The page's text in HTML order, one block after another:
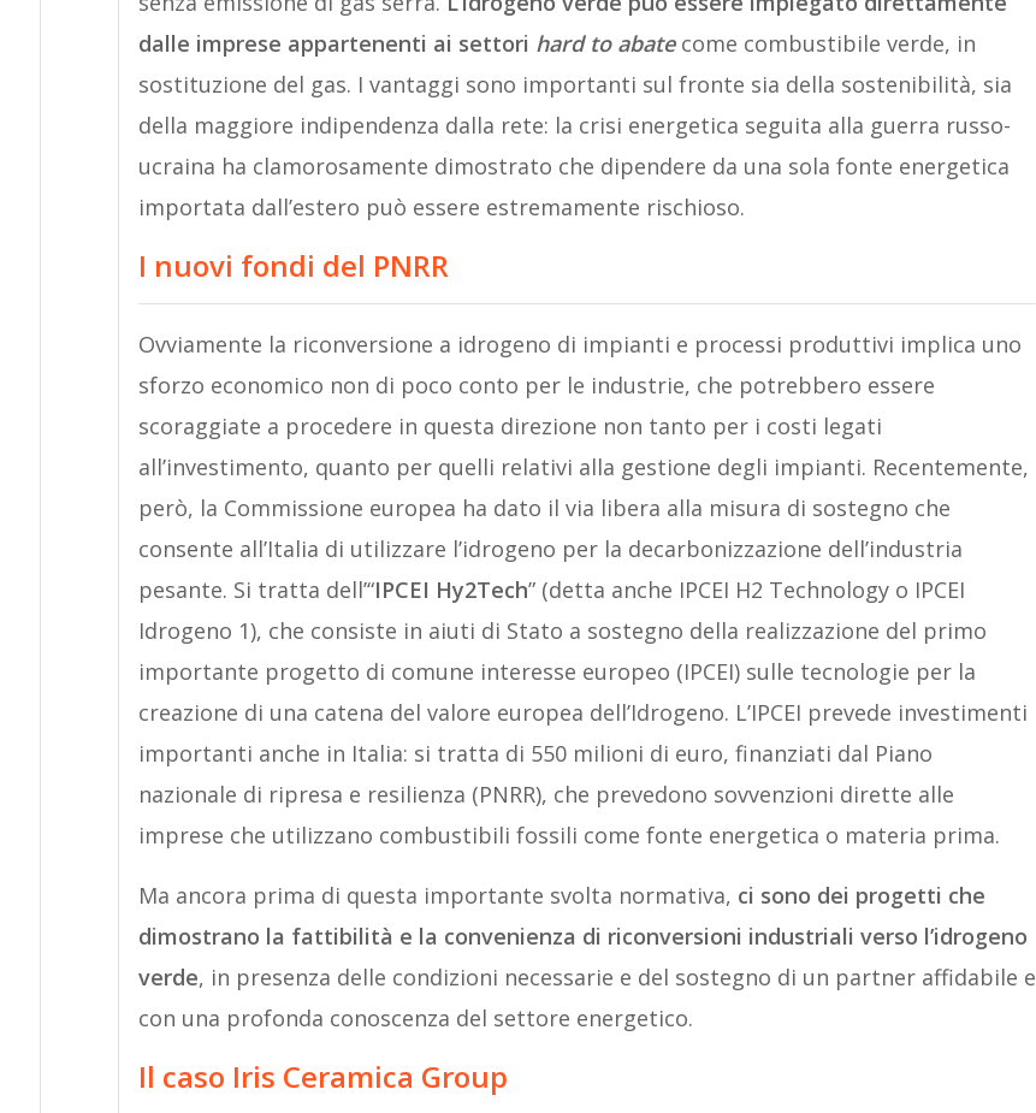
dalle imprese appartenenti ai settori hard to abatecome combustibile verde, in
sostituzione del gas. I vantaggi sono importanti sul fronte sia della sostenibilità, sia
della maggiore indipendenza dalla rete: la crisi energetica seguita alla guerra russo-
ucraina ha clamorosamente dimostrato che dipendere da una sola fonte energetica
importata dall’estero può essere estremamente rischioso.
I nuovi fondi del PNRR
Ovviamente la riconversione a idrogeno di impianti e processi produttivi implica uno
sforzo economico non di poco conto per le industrie, che potrebbero essere
scoraggiate a procedere in questa direzione non tanto per i costi legati
all’investimento, quanto per quelli relativi alla gestione degli impianti. Recentemente,
però, la Commissione europea ha dato il via libera alla misura di sostegno che
consente all’Italia di utilizzare l’idrogeno per la decarbonizzazione dell’industria
pesante. Si tratta dell’“IPCEI Hy2Tech” (detta anche IPCEI H2 Technology o IPCEI
Idrogeno 1), che consiste in aiuti di Stato a sostegno della realizzazione del primo
importante progetto di comune interesse europeo (IPCEI) sulle tecnologie per la
creazione di una catena del valore europea dell’Idrogeno. L’IPCEI prevede investimenti
importanti anche in Italia: si tratta di 550 milioni di euro, finanziati dal Piano
nazionale di ripresa e resilienza (PNRR), che prevedono sovvenzioni dirette alle
imprese che utilizzano combustibili fossili come fonte energetica o materia prima.
Ma ancora prima di questa importante svolta normativa, ci sono dei progetti che
dimostrano la fattibilità e la convenienza di riconversioni industriali verso l’idrogeno
verde, in presenza delle condizioni necessarie e del sostegno di un partner affidabile e
con una profonda conoscenza del settore energetico.
Il caso Iris Ceramica Group